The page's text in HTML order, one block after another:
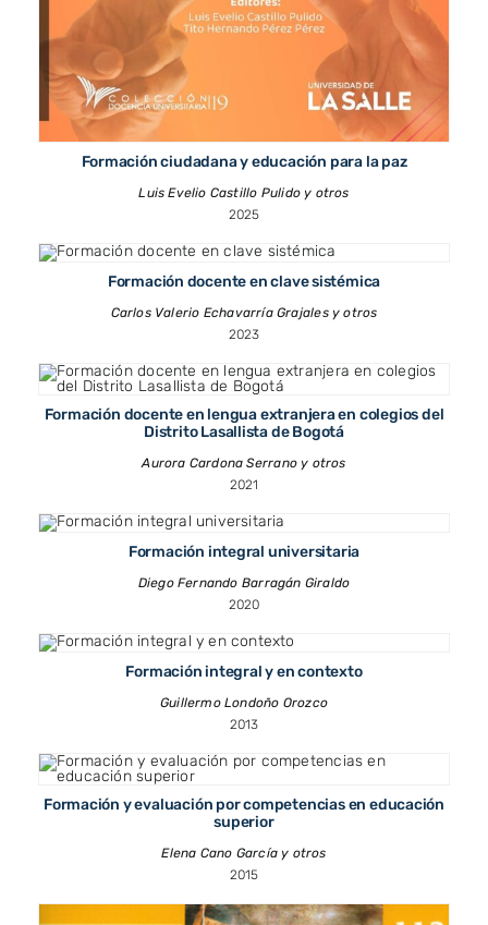
Formación ciudadana y educación para la paz
Luis Evelio Castillo Pulido y otros
2025
Formación docente en clave sistémica
Carlos Valerio Echavarría Grajales y otros
2023
Formación docente en lengua extranjera en colegios del
Distrito Lasallista de Bogotá
Aurora Cardona Serrano y otros
2021
Formación integral universitaria
Diego Fernando Barragán Giraldo
2020
Formación integral y en contexto
Guillermo Londoño Orozco
2013
Formación y evaluación por competencias en educación
superior
Elena Cano García y otros
2015